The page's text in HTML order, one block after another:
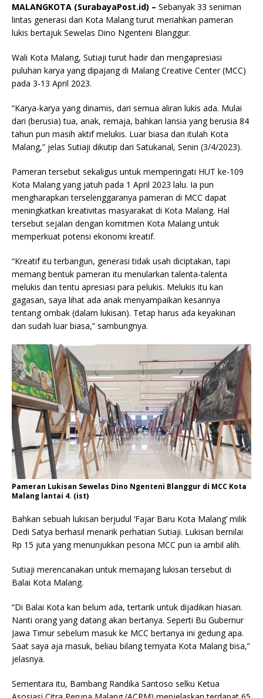
MALANGKOTA (SurabayaPost.id) – Sebanyak 33 seniman
lintas generasi dari Kota Malang turut meriahkan pameran
lukis bertajuk Sewelas Dino Ngenteni Blanggur.
Wali Kota Malang, Sutiaji turut hadir dan mengapresiasi
puluhan karya yang dipajang di Malang Creative Center (MCC)
pada 3-13 April 2023.
“Karya-karya yang dinamis, dari semua aliran lukis ada. Mulai
dari (berusia) tua, anak, remaja, bahkan lansia yang berusia 84
tahun pun masih aktif melukis. Luar biasa dan itulah Kota
Malang,” jelas Sutiaji dikutip dari Satukanal, Senin (3/4/2023).
Pameran tersebut sekaligus untuk memperingati HUT ke-109
Kota Malang yang jatuh pada 1 April 2023 lalu. Ia pun
mengharapkan terselenggaranya pameran di MCC dapat
meningkatkan kreativitas masyarakat di Kota Malang. Hal
tersebut sejalan dengan komitmen Kota Malang untuk
memperkuat potensi ekonomi kreatif.
“Kreatif itu terbangun, generasi tidak usah diciptakan, tapi
memang bentuk pameran itu menularkan talenta-talenta
melukis dan tentu apresiasi para pelukis. Melukis itu kan
gagasan, saya lihat ada anak menyampaikan kesannya
tentang ombak (dalam lukisan). Tetap harus ada keyakinan
dan sudah luar biasa,” sambungnya.
Pameran Lukisan Sewelas Dino Ngenteni Blanggur di MCC Kota
Malang lantai 4. (ist)
Bahkan sebuah lukisan berjudul ‘Fajar Baru Kota Malang’ milik
Dedi Satya berhasil menarik perhatian Sutiaji. Lukisan bernilai
Rp 15 juta yang menunjukkan pesona MCC pun ia ambil alih.
Sutiaji merencanakan untuk memajang lukisan tersebut di
Balai Kota Malang.
“Di Balai Kota kan belum ada, tertarik untuk dijadikan hiasan.
Nanti orang yang datang akan bertanya. Seperti Bu Gubernur
Jawa Timur sebelum masuk ke MCC bertanya ini gedung apa.
Saat saya aja masuk, beliau bilang ternyata Kota Malang bisa,”
jelasnya.
Sementara itu, Bambang Randika Santoso selku Ketua